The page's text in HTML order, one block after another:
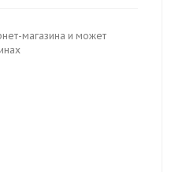
магазина и может